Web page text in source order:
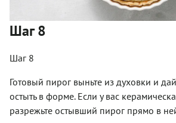
Шаг 8
Шаг 8
Готовый пирог выньте из духовки и
остыть в форме. Если у вас
разрежьте остывший пирог прямо в